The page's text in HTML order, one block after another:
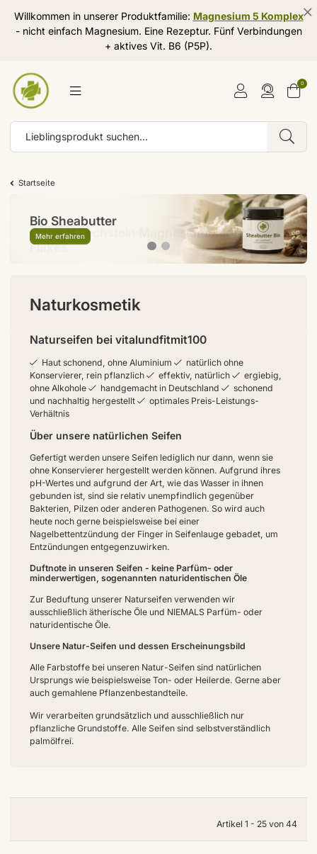
Willkommen in unserer Produktfamilie: Magnesium 5 Komplex
- nicht einfach Magnesium. Eine Rezeptur. Fünf Verbindungen
+ aktives Vit. B6 (P5P).
0
Startseite
Bio Sheabutter
Mehr erfahren
Original Zechstein Magnesiumchlorid
Flakes
Mehr erfahren
Naturkosmetik
Naturseifen bei vitalundfitmit100
Haut schonend, ohne Aluminium
natürlich ohne
Konservierer, rein pflanzlich
effektiv, natürlich
ergiebig,
ohne Alkohole
handgemacht in Deutschland
schonend
und nachhaltig hergestellt
optimales Preis-Leistungs-
Verhältnis
Über unsere natürlichen Seifen
Gefertigt werden unsere Seifen lediglich nur dann, wenn sie
ohne Konservierer hergestellt werden können. Aufgrund ihres
pH-Wertes und aufgrund der Art, wie das Wasser in ihnen
gebunden ist, sind sie relativ unempfindlich gegenüber
Bakterien, Pilzen oder anderen Pathogenen. So wird auch
heute noch gerne beispielsweise bei einer
Nagelbettentzündung der Finger in Seifenlauge gebadet, um
Entzündungen entgegenzuwirken.
Duftnote in unseren Seifen - keine Parfüm- oder
minderwertigen, sogenannten naturidentischen Öle
Zur Beduftung unserer Naturseifen verwenden wir
ausschließlich ätherische Öle und NIEMALS Parfüm- oder
naturidentische Öle.
Unsere Natur-Seifen und dessen Erscheinungsbild
Alle Farbstoffe bei unseren Natur-Seifen sind natürlichen
Ursprungs wie beispielsweise Ton- oder Heilerde. Gerne aber
auch gemahlene Pflanzenbestandteile.
Wir verarbeiten grundsätzlich und ausschließlich nur
pflanzliche Grundstoffe. Alle Seifen sind selbstverständlich
palmölfrei.
Artikel 1 - 25 von 44